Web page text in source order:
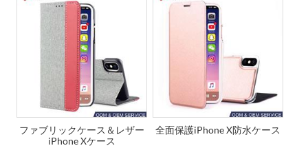
ファブリックケース＆レザー
iPhone Xケース
全面保護iPhone X防水ケース